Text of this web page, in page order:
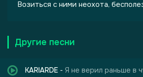
Возиться с ними неохота,
Другие песни
KARIARDE - Я не верил раньше в